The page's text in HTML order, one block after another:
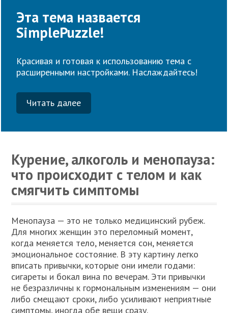
Эта тема назвается
SimplePuzzle!
Красивая и готовая к использованию тема с
расширенными настройками. Наслаждайтесь!
Читать далее
Курение, алкоголь и менопауза:
что происходит с телом и как
смягчить симптомы
Менопауза — это не только медицинский рубеж.
Для многих женщин это переломный момент,
когда меняется тело, меняется сон, меняется
эмоциональное состояние. В эту картину легко
вписать привычки, которые они имели годами:
сигареты и бокал вина по вечерам. Эти привычки
не безразличны к гормональным изменениям — они
либо смещают сроки, либо усиливают неприятные
симптомы, иногда обе вещи сразу.